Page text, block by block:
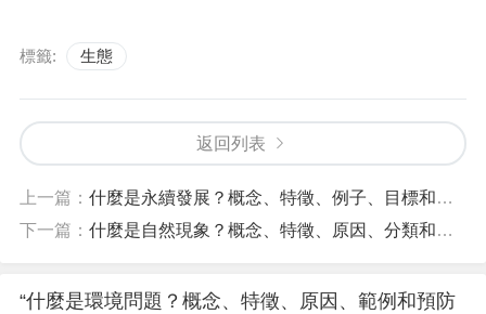
標籤: 生態
返回列表
上一篇： 什麼是永續發展？概念、特徵、例子、目標和特徵
下一篇： 什麼是自然現象？概念、特徵、原因、分類和例子
“什麼是環境問題？概念、特徵、原因、範例和預防